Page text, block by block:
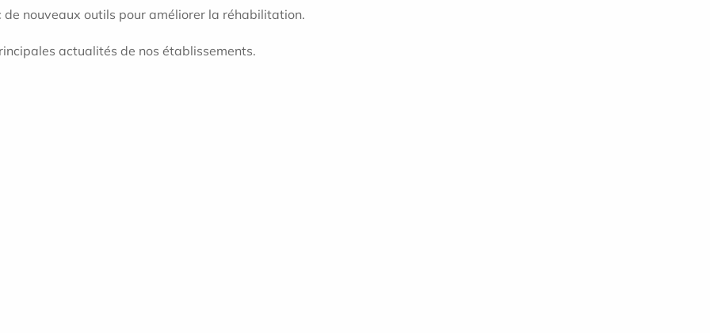
nouveaux outils pour améliorer la réhabilitation.
actualités de nos établissements.